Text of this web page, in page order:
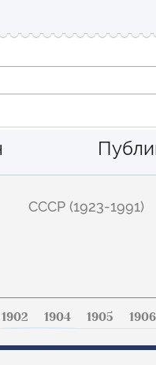
СССР (1923-1991)
1902 1904 1905 1906